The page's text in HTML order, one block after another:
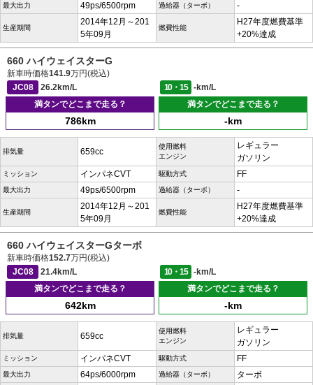
最大出力 49ps/6500rpm 過給器（ターボ） -
生産期間
2014年12月～201
5年09月
燃費性能
H27年度燃費基準
+20%達成
660 ハイウェイスターG
新車時価格141.9万円(税込)
JC08
26.2km/L 10・15
-km/L
満タンでどこまで走る？
786km
満タンでどこまで走る？
-km
排気量 659cc
使用燃料
エンジン
レギュラー
ガソリン
ミッション インパネCVT 駆動方式 FF
最大出力 49ps/6500rpm 過給器（ターボ） -
生産期間
2014年12月～201
5年09月
燃費性能
H27年度燃費基準
+20%達成
660 ハイウェイスターGターボ
新車時価格152.7万円(税込)
JC08
21.4km/L 10・15
-km/L
満タンでどこまで走る？
642km
満タンでどこまで走る？
-km
排気量 659cc
使用燃料
エンジン
レギュラー
ガソリン
ミッション インパネCVT 駆動方式 FF
最大出力 64ps/6000rpm 過給器（ターボ） ターボ